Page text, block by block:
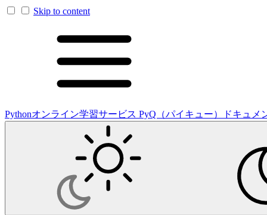
Skip to content
Pythonオンライン学習サービス PyQ（パイキュー）ドキュメ